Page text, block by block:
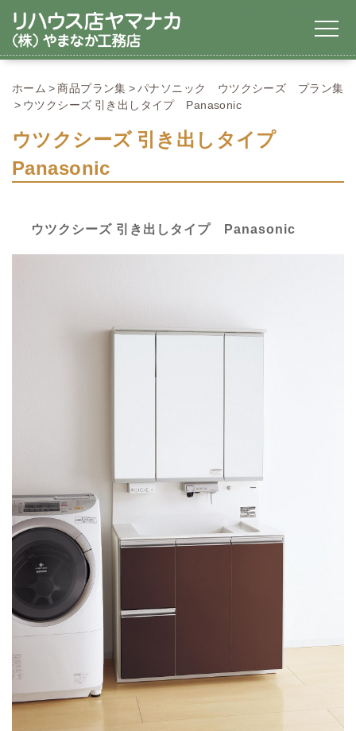
ホーム 商品プラン集
パナソニック ウツクシーズ プラン集
ウツクシーズ 引き出しタイプ Panasonic
ウツクシーズ 引き出しタイプ
Panasonic
ウツクシーズ 引き出しタイプ Panasonic